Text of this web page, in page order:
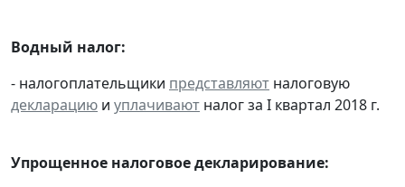
Водный налог:
- налогоплательщики представляют налоговую
декларацию и уплачивают налог за I квартал 2018 г.
Упрощенное налоговое декларирование: